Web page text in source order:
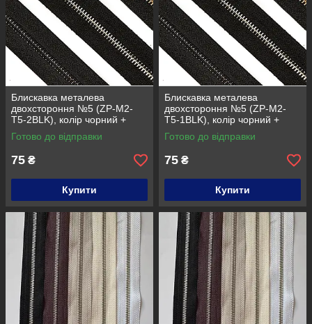
Блискавка металева
двохстороння №5 (ZP-M2-
T5-2BLK), колір чорний +
чорний нікель
Готово до відправки
75 ₴
Купити
Блискавка металева
двохстороння №5 (ZP-M2-
T5-1BLK), колір чорний +
нікель
Готово до відправки
75 ₴
Купити